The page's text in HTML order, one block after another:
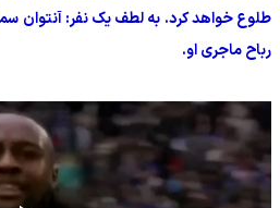
طلوع خواهد کرد. به لطف یک نفر: آنتوان
رباح ماجری او.